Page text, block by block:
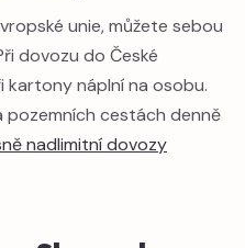
unie, můžete sebou
dovozu do České
náplní na osobu.
cestách denně
nadlimitní dovozy